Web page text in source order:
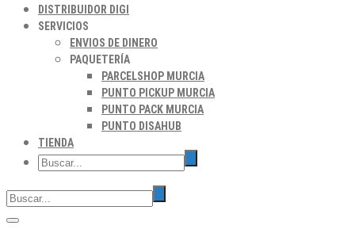
DISTRIBUIDOR DIGI
SERVICIOS
ENVIOS DE DINERO
PAQUETERÍA
PARCELSHOP MURCIA
PUNTO PICKUP MURCIA
PUNTO PACK MURCIA
PUNTO DISAHUB
TIENDA